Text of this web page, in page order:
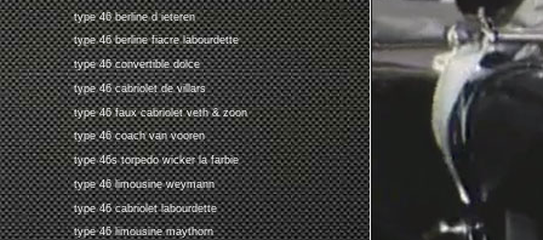
type 46 berline d ieteren
type 46 berline fiacre labourdette
type 46 convertible dolce
type 46 cabriolet de villars
type 46 faux cabriolet veth & zoon
type 46 coach van vooren
type 46s torpedo wicker la farbie
type 46 limousine weymann
type 46 cabriolet labourdette
type 46 limousine maythorn